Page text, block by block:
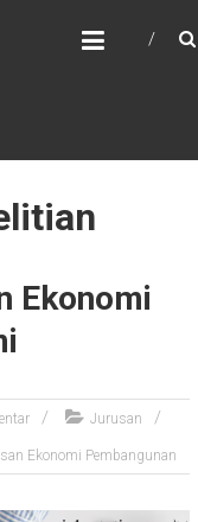
Ekonomi
Jurusan
Ekonomi Pembangunan